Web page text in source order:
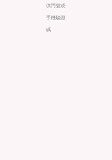
供門號或
手機驗證
碼